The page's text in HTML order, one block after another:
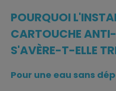
POURQUOI
CARTOUCHE
S'AVÈRE-T-ELLE
Pour une eau sans